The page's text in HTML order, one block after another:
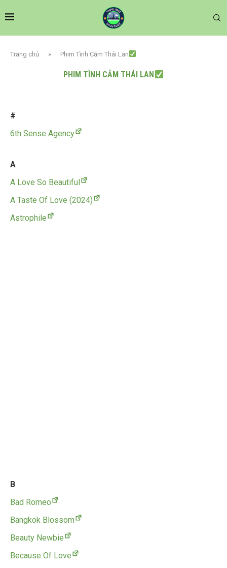
Trang chủ » Phim Tình Cảm Thái Lan
PHIM TÌNH CẢM THÁI LAN
#
6th Sense Agency
A
A Love So Beautiful
A Taste Of Love (2024)
Astrophile
B
Bad Romeo
Bangkok Blossom
Beauty Newbie
Because Of Love